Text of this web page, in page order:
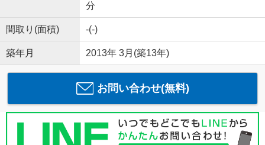
分
間取り(面積) -(-)
築年月 2013年 3月(築13年)
お問い合わせ(無料)